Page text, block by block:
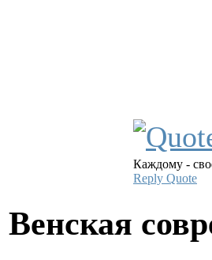
Каждому -
Reply Quote
Венская